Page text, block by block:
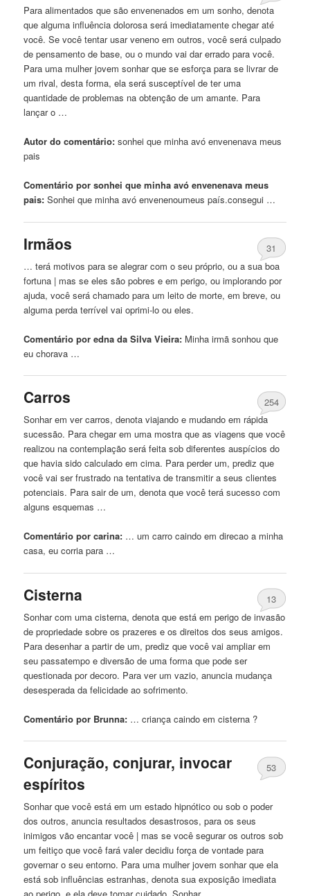
Para alimentados que são envenenadosem um sonho, denota
que alguma influência dolorosa será imediatamente chegar até
você. Se você tentar usar venenoem outros, você será culpado
de pensamento de base, ou o mundo vai dar errado para você.
Para uma mulher jovem sonhar que se esforça para se livrar de
um rival, desta forma, ela será susceptível de ter uma
quantidade de problemas na obtenção de um amante. Para
lançar o …
Autor do comentário: sonhei que minha avó envenenava meus
pais
Comentário por sonhei que minha avó envenenava meus
pais: Sonhei que minha avó envenenoumeus país.consegui …
Irmãos
31
… terá motivos para se alegrar com o seu próprio, ou a sua boa
fortuna | mas se eles são pobres eem perigo, ou implorando por
ajuda, você será chamado para um leito de morte,em breve, ou
alguma perda terrível vai oprimi-lo ou eles.
Comentário por edna da Silva Vieira: Minha irmã sonhou que
eu chorava …
Carros
254
Sonharem ver carros, denota viajando e mudandoem rápida
sucessão. Para chegarem uma mostra que as viagens que você
realizou na contemplação será feita sob diferentes auspícios do
que havia sido calculadoem cima. Para perder um, prediz que
você vai ser frustrado na tentativa de transmitir a seus clientes
potenciais. Para sair de um, denota que você terá sucesso com
alguns esquemas …
Comentário por carina: … um carro caindoem direcao a minha
casa, eu corria para …
Cisterna
13
Sonhar com uma cisterna, denota que estáem perigo de invasão
de propriedade sobre os prazeres e os direitos dos seus amigos.
Para desenhar a partir de um, prediz que você vai ampliarem
seu passatempo e diversão de uma forma que pode ser
questionada por decoro. Para ver um vazio, anuncia mudança
desesperada da felicidade ao sofrimento.
Comentário por Brunna: … criança caindoem cisterna ?
Conjuração, conjurar, invocar
espíritos
53
Sonhar que você estáem um estado hipnótico ou sob o poder
dos outros, anuncia resultados desastrosos, para os seus
inimigos vão encantar você | mas se você segurar os outros sob
um feitiço que você fará valer decidiu força de vontade para
governar o seu entorno. Para uma mulher jovem sonhar que ela
está sob influências estranhas, denota sua exposição imediata